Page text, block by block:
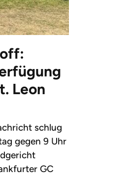
Leon
schlug
gegen 9 Uhr
GC